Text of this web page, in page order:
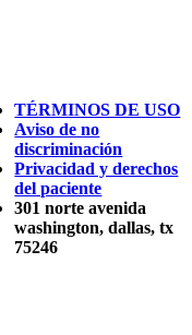
TÉRMINOS DE USO
Aviso de no
discriminación
Privacidad y derechos
del paciente
301 norte avenida
washington, dallas, tx
75246